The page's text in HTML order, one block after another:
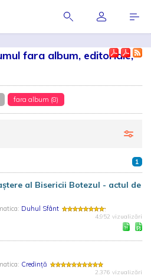
fara album, editoriale,
fara album (8)
1
al Bisericii Botezul - actul de
Duhul Sfânt
4.952 vizualizări
Credință
2.376 vizualizări